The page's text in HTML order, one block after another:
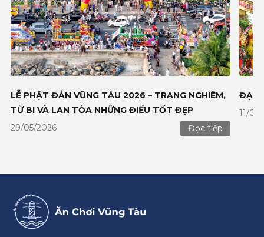
LỄ PHẬT ĐẢN VŨNG TÀU 2026 – TRANG NGHIÊM,
TỪ BI VÀ LAN TỎA NHỮNG ĐIỀU TỐT ĐẸP
29/05/2026
Đọc tiếp
ĐẠI
11/